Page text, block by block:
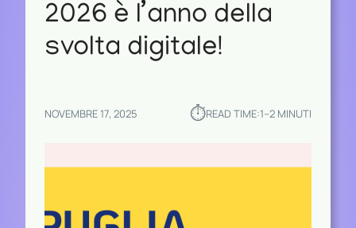
2026 è l’anno della
svolta digitale!
NOVEMBRE 17, 2025 ⏱︎READ TIME:1–2 MINUTI